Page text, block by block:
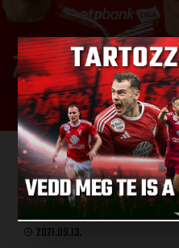
SIKEREK A
LOKIBAN
2021.09.13.